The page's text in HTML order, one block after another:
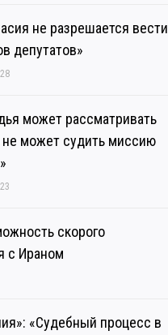
не разрешается вести
депутатов»
может рассматривать
может судить миссию
скорого
с Ираном
«Судебный процесс в